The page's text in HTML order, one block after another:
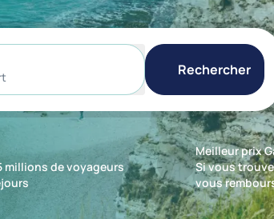
Rechercher
millions de voyageurs
Meilleur prix
Si vous
vous